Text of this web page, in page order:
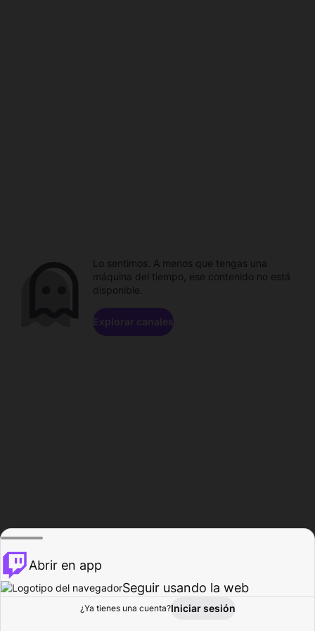
Explorar Actividad
Lo sentimos. A menos que tengas una
máquina del tiempo, ese contenido no está
disponible.
Explorar canales
Abrir en app
Seguir usando la web
¿Ya tienes una cuenta?Iniciar sesión